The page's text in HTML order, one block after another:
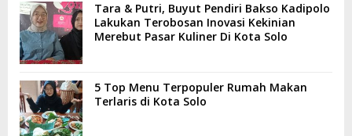
Tara & Putri, Buyut Pendiri Bakso Kadipolo
Lakukan Terobosan Inovasi Kekinian
Merebut Pasar Kuliner Di Kota Solo
5 Top Menu Terpopuler Rumah Makan
Terlaris di Kota Solo